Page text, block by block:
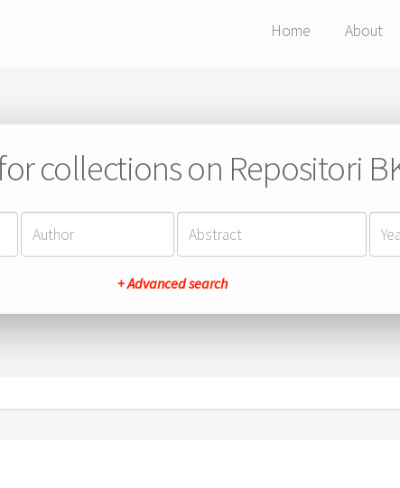
Home About
collections on Repositori
+ Advanced search